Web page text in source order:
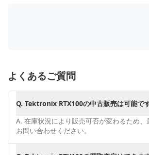
よくあるご質問
Q. Tektronix RTX100の中古販売は可能で
A. 在庫状況により販売可否が変わるため、
お問い合わせください。